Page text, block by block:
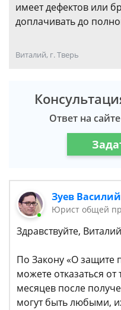
имеет дефектов или
доплачивать до
Виталий, г. Тверь
Ответ на
Зуев Василий
Юрист общей
Здравствуйте,
По Закону «О защите
можете отказаться
месяцев после
могут быть любыми,